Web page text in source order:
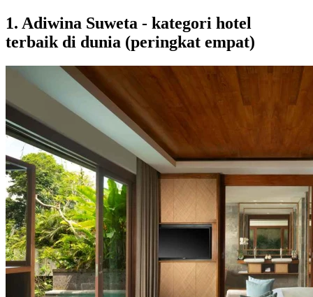
1. Adiwina Suweta - kategori hotel
terbaik di dunia (peringkat empat)